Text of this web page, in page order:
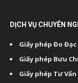
DỊCH VỤ CHUYÊN
Giấy phép Đo
Giấy phép Bưu
Giấy phép Tư Vấn